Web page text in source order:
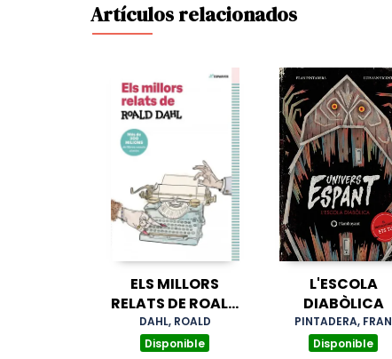
Artículos relacionados
ELS MILLORS
RELATS DE ROALD
DAHL
DAHL, ROALD
Disponible
L'ESCOLA
DIABÒLICA
PINTADERA, FRAN
Disponible